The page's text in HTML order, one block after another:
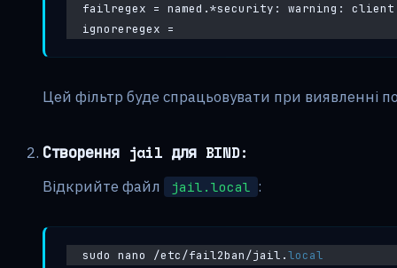
failregex = named.*security: warning:
ignoreregex =
Цей фільтр буде спрацьовувати при виявленні
Створення jail для BIND:
Відкрийте файл jail.local :
sudo nano /etc/fail2ban/jail.local